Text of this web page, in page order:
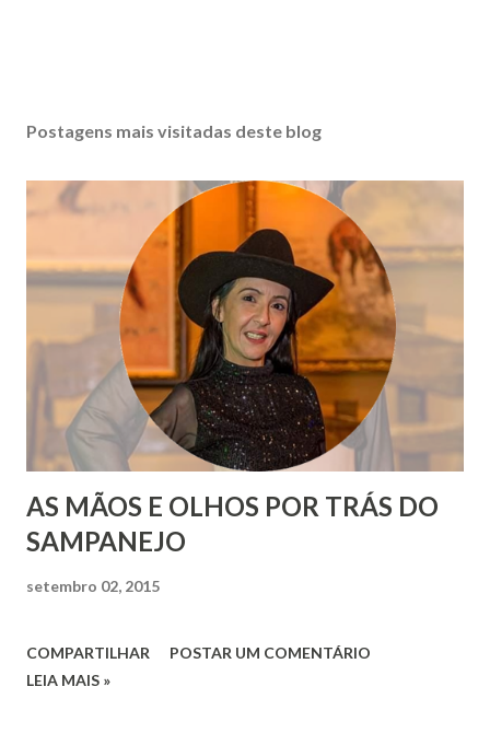
Postagens mais visitadas deste blog
AS MÃOS E OLHOS POR TRÁS DO
SAMPANEJO
setembro 02, 2015
COMPARTILHAR
POSTAR UM COMENTÁRIO
LEIA MAIS »